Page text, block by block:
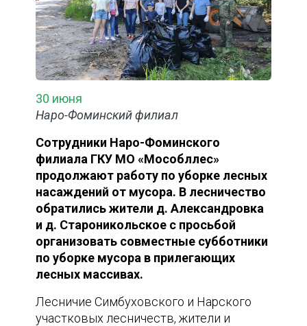
30 июня
Наро-Фоминский филиал
Сотрудники Наро-Фоминского
филиала ГКУ МО «Мособллес»
продолжают работу по уборке лесных
насаждений от мусора. В лесничество
обратились жители д. Александровка
и д. Староникольское с просьбой
организовать совместные субботники
по уборке мусора в прилегающих
лесных массивах.
Лесничие Симбуховского и Нарского
участковых лесничеств, жители и